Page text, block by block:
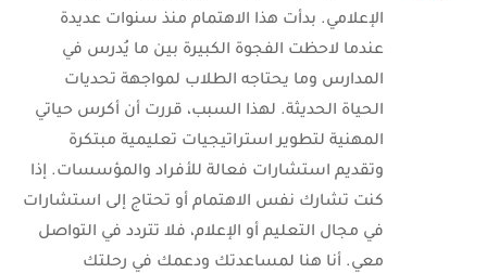
الإعلامي. بدأت هذا الاهتمام منذ سنوات عديدة
عندما لاحظت الفجوة الكبيرة بين ما يُدرس في
المدارس وما يحتاجه الطلاب لمواجهة تحديات
الحياة الحديثة. لهذا السبب، قررت أن أكرس حياتي
المهنية لتطوير استراتيجيات تعليمية مبتكرة
وتقديم استشارات فعالة للأفراد والمؤسسات. إذا
كنت تشارك نفس الاهتمام أو تحتاج إلى استشارات
في مجال التعليم أو الإعلام، فلا تتردد في التواصل
معي. أنا هنا لمساعدتك ودعمك في رحلتك